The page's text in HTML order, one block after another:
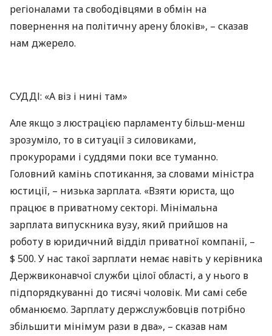
регіоналами та свободівцями в обмін на
повернення на політичну арену блоків», – сказав
нам джерело.
СУДДІ: «А віз і нині там»
Але якщо з люстрацією парламенту більш-менш
зрозуміло, то в ситуації з силовиками,
прокурорами і суддями поки все туманно.
Головний камінь спотикання, за словами міністра
юстиції, – низька зарплата. «Взяти юриста, що
працює в приватному секторі. Мінімальна
зарплата випускника вузу, який прийшов на
роботу в юридичний відділ приватної компанії, –
$ 500. У нас такої зарплати немає навіть у керівника
Держвиконавчої служби цілої області, а у нього в
підпорядкуванні до тисячі чоловік. Ми самі себе
обманюємо. Зарплату держслужбовців потрібно
збільшити мінімум рази в два», – сказав нам